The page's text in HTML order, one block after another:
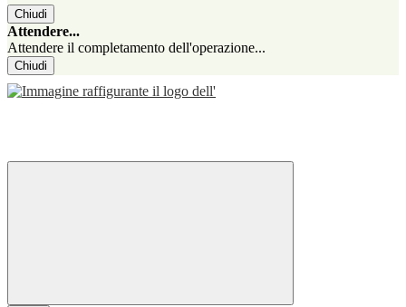
Chiudi
Attendere...
Attendere il completamento dell'operazione...
Chiudi